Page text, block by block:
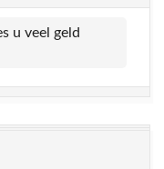
u veel geld